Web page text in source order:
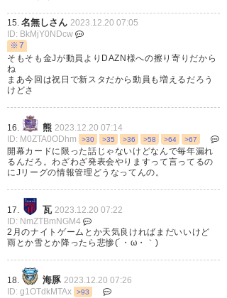
15. 名無しさん 2023.12.20 07:05
ID: BkMjY0NDcw
※7
そもそも金Jが動員よりDAZN様への擦り寄りだから
ね
まあ今回は祝日で新スタだから動員も増えるだろう
けどさ
16. 熊 2023.12.20 07:14
ID: M0ZTA0ODhm
>30 >35 >36 >58 >64 >67
開幕カードに限った話じゃないけどなんで毎年漏れ
るんだろ。わざわざ発表会やりますって言ってるの
にJリーグの情報管理どうなってんの。
17. 瓦 2023.12.20 07:22
ID: NmZTBmNGM4
2月のナイトゲームとか天気良ければまだいいけど
雨とか雪とか降ったら悲惨(´・ω・｀)
18. 海豚 2023.12.20 07:26
ID: g1OTdkMTAx
>93